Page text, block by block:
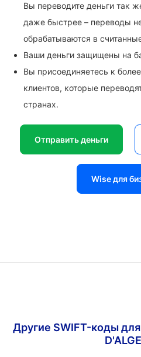
Вы переводите деньги так
даже быстрее – переводы
обрабатываются в
Ваши деньги защищены на
Вы присоединяетесь к
клиентов, которые
странах.
Отправить деньги
Wise для
Другие SWIFT-коды для